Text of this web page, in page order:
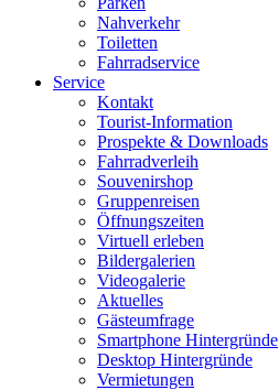
Nahverkehr
Toiletten
Fahrradservice
Service
Kontakt
Tourist-Information
Prospekte & Downloads
Fahrradverleih
Souvenirshop
Gruppenreisen
Öffnungszeiten
Virtuell erleben
Bildergalerien
Videogalerie
Aktuelles
Gästeumfrage
Smartphone Hintergründe
Desktop Hintergründe
Vermietungen